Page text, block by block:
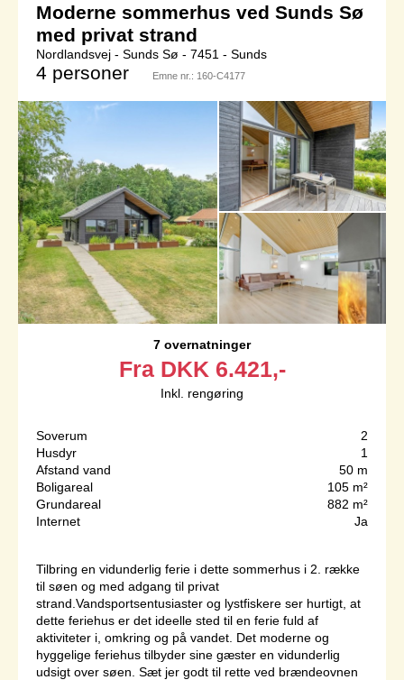
Moderne sommerhus ved Sunds Sø
med privat strand
Nordlandsvej - Sunds Sø - 7451 - Sunds
4 personer Emne nr.: 160-C4177
7 overnatninger
Fra DKK 6.421,-
Inkl. rengøring
Soverum
2
Husdyr
1
Afstand vand
50 m
Boligareal
105 m²
Grundareal
882 m²
Internet
Ja
Tilbring en vidunderlig ferie i dette sommerhus i 2. række
til søen og med adgang til privat
strand.Vandsportsentusiaster og lystfiskere ser hurtigt, at
dette feriehus er det ideelle sted til en ferie fuld af
aktiviteter i, omkring og på vandet. Det moderne og
hyggelige feriehus tilbyder sine gæster en vidunderlig
udsigt over søen. Sæt jer godt til rette ved brændeovnen